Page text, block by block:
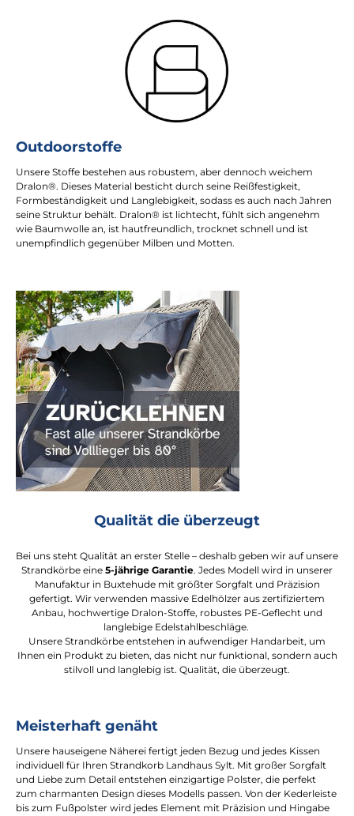
Outdoorstoffe
Unsere Stoffe bestehen aus robustem, aber dennoch weichem
Dralon®. Dieses Material besticht durch seine Reißfestigkeit,
Formbeständigkeit und Langlebigkeit, sodass es auch nach Jahren
seine Struktur behält. Dralon® ist lichtecht, fühlt sich angenehm
wie Baumwolle an, ist hautfreundlich, trocknet schnell und ist
unempfindlich gegenüber Milben und Motten.
Qualität die überzeugt
Bei uns steht Qualität an erster Stelle – deshalb geben wir auf unsere
Strandkörbe eine 5-jährige Garantie. Jedes Modell wird in unserer
Manufaktur in Buxtehude mit größter Sorgfalt und Präzision
gefertigt. Wir verwenden massive Edelhölzer aus zertifiziertem
Anbau, hochwertige Dralon-Stoffe, robustes PE-Geflecht und
langlebige Edelstahlbeschläge.
Unsere Strandkörbe entstehen in aufwendiger Handarbeit, um
Ihnen ein Produkt zu bieten, das nicht nur funktional, sondern auch
stilvoll und langlebig ist. Qualität, die überzeugt.
Meisterhaft genäht
Unsere hauseigene Näherei fertigt jeden Bezug und jedes Kissen
individuell für Ihren Strandkorb Landhaus Sylt. Mit großer Sorgfalt
und Liebe zum Detail entstehen einzigartige Polster, die perfekt
zum charmanten Design dieses Modells passen. Von der Kederleiste
bis zum Fußpolster wird jedes Element mit Präzision und Hingabe